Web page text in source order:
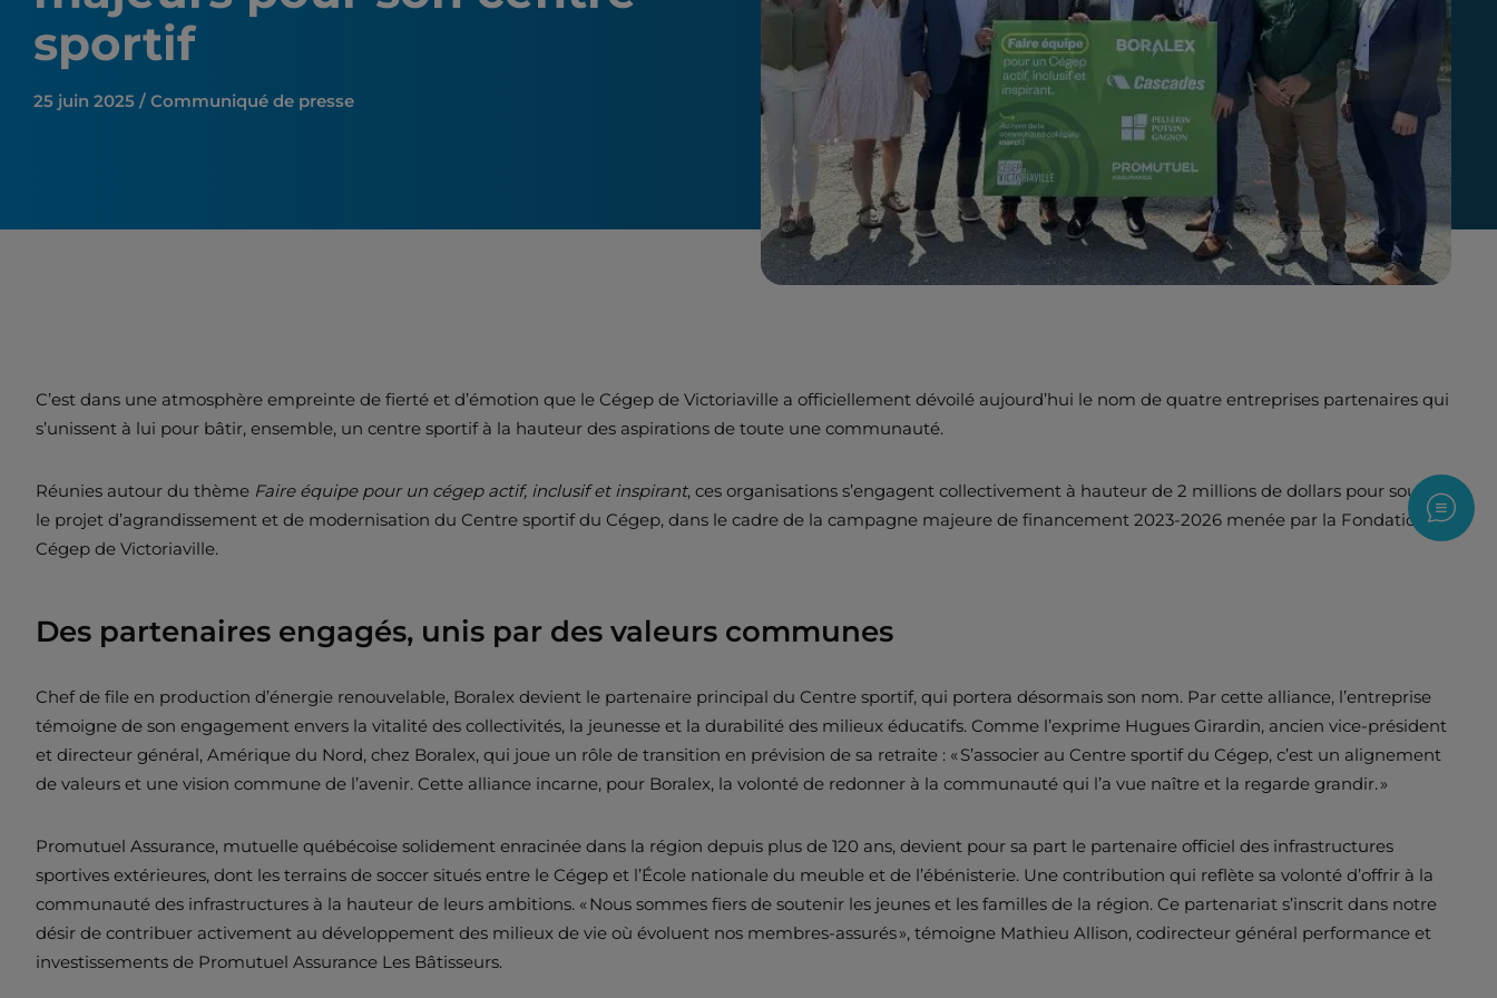
sportif
25 juin 2025 / Communiqué de presse
Nous
C’est dans une atmosphère empreinte de fierté et d’émotion que le Cégep de Victoriaville a officiellement dévoilé aujourd’hui le nom de quatre entreprises partenaires qui
s’unissent à lui pour bâtir, ensemble, un centre sportif à la hauteur des aspirations de toute une communauté.
Réunies autour du thème Faire équipe pour un cégep actif, inclusif et inspirant, ces organisations s’engagent collectivement à hauteur de 2 millions de dollars pour soutenir
le projet d’agrandissement et de modernisation du Centre sportif du Cégep, dans le cadre de la campagne majeure de financement 2023-2026 menée par la Fondation du
Cégep de Victoriaville.
Des partenaires engagés, unis par des valeurs communes
Chef de file en production d’énergie renouvelable, Boralex devient le partenaire principal du Centre sportif, qui portera désormais son nom. Par cette alliance, l’entreprise
témoigne de son engagement envers la vitalité des collectivités, la jeunesse et la durabilité des milieux éducatifs. Comme l’exprime Hugues Girardin, ancien vice-président
et directeur général, Amérique du Nord, chez Boralex, qui joue un rôle de transition en prévision de sa retraite : « S’associer au Centre sportif du Cégep, c’est un alignement
de valeurs et une vision commune de l’avenir. Cette alliance incarne, pour Boralex, la volonté de redonner à la communauté qui l’a vue naître et la regarde grandir. »
Promutuel Assurance, mutuelle québécoise solidement enracinée dans la région depuis plus de 120 ans, devient pour sa part le partenaire officiel des infrastructures
sportives extérieures, dont les terrains de soccer situés entre le Cégep et l’École nationale du meuble et de l’ébénisterie. Une contribution qui reflète sa volonté d’offrir à la
communauté des infrastructures à la hauteur de leurs ambitions. « Nous sommes fiers de soutenir les jeunes et les familles de la région. Ce partenariat s’inscrit dans notre
désir de contribuer activement au développement des milieux de vie où évoluent nos membres-assurés », témoigne Mathieu Allison, codirecteur général performance et
investissements de Promutuel Assurance Les Bâtisseurs.